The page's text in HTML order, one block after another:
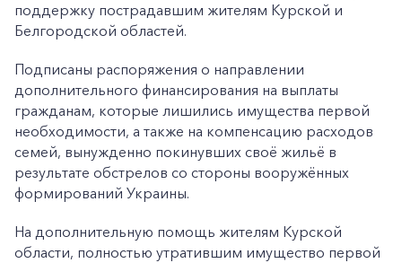
поддержку пострадавшим жителям Курской и
Белгородской областей.
Подписаны распоряжения о направлении
дополнительного финансирования на выплаты
гражданам, которые лишились имущества первой
необходимости, а также на компенсацию расходов
семей, вынужденно покинувших своё жильё в
результате обстрелов со стороны вооружённых
формирований Украины.
На дополнительную помощь жителям Курской
области, полностью утратившим имущество первой